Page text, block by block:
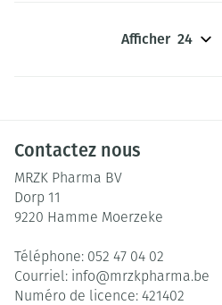
Afficher
Contactez nous
MRZK Pharma BV
Dorp 11
9220 Hamme Moerzeke
Téléphone: 052 47 04 02
Courriel: info@mrzkpharma.be
Numéro de licence: 421402